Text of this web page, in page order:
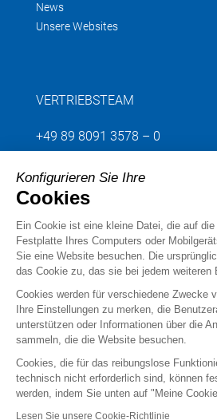
News
Unsere Websites
VERTRIEBSTEAM
+49 89 8091 3578 – 0
Senden Sie uns Ihre Anfrage
Folgen Sie uns
Rechtsvermerke
Konfigurieren Sie Ihre
Cookies
Ein Cookie ist eine kleine Datei, die auf die
Festplatte Ihres Computers oder
Sie eine Website besuchen. Die
das Cookie zu, das sie bei jedem weiteren
Cookies werden für verschiedene Zwecke
Ihre Einstellungen zu merken, die
unterstützen oder Informationen über die
sammeln, die die Website besuchen.
Cookies, die für das reibungslose
technisch nicht erforderlich sind, können
werden, indem Sie unten auf "Meine
Lesen Sie unsere Cookie-Richtlinie